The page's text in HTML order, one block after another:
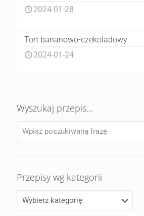
2024-01-28
Tort bananowo-czekoladowy
2024-01-24
Wyszukaj przepis…
Przepisy wg kategorii